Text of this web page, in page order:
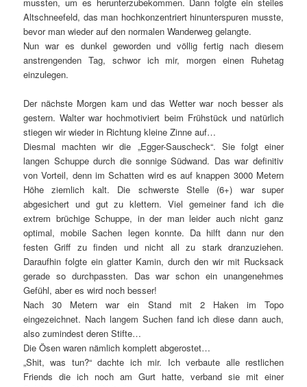
Altschneefeld, das man hochkonzentriert hinunterspuren musste,
bevor man wieder auf den normalen Wanderweg gelangte.
Nun war es dunkel geworden und völlig fertig nach diesem
anstrengenden Tag, schwor ich mir, morgen einen Ruhetag
einzulegen.
Der nächste Morgen kam und das Wetter war noch besser als
gestern. Walter war hochmotiviert beim Frühstück und natürlich
stiegen wir wieder in Richtung kleine Zinne auf…
Diesmal machten wir die „Egger-Sauscheck“. Sie folgt einer
langen Schuppe durch die sonnige Südwand. Das war definitiv
von Vorteil, denn im Schatten wird es auf knappen 3000 Metern
Höhe ziemlich kalt. Die schwerste Stelle (6+) war super
abgesichert und gut zu klettern. Viel gemeiner fand ich die
extrem brüchige Schuppe, in der man leider auch nicht ganz
optimal, mobile Sachen legen konnte. Da hilft dann nur den
festen Griff zu finden und nicht all zu stark dranzuziehen.
Daraufhin folgte ein glatter Kamin, durch den wir mit Rucksack
gerade so durchpassten. Das war schon ein unangenehmes
Gefühl, aber es wird noch besser!
Nach 30 Metern war ein Stand mit 2 Haken im Topo
eingezeichnet. Nach langem Suchen fand ich diese dann auch,
also zumindest deren Stifte…
Die Ösen waren nämlich komplett abgerostet…
„Shit, was tun?“ dachte ich mir. Ich verbaute alle restlichen
Friends die ich noch am Gurt hatte, verband sie mit einer